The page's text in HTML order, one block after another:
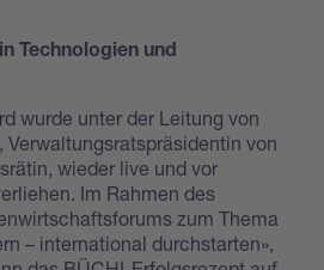
Technologien und
wurde unter der Leitung von
Verwaltungsratspräsidentin von
wieder live und vor
Im Rahmen des
zum Thema
– international durchstarten»,